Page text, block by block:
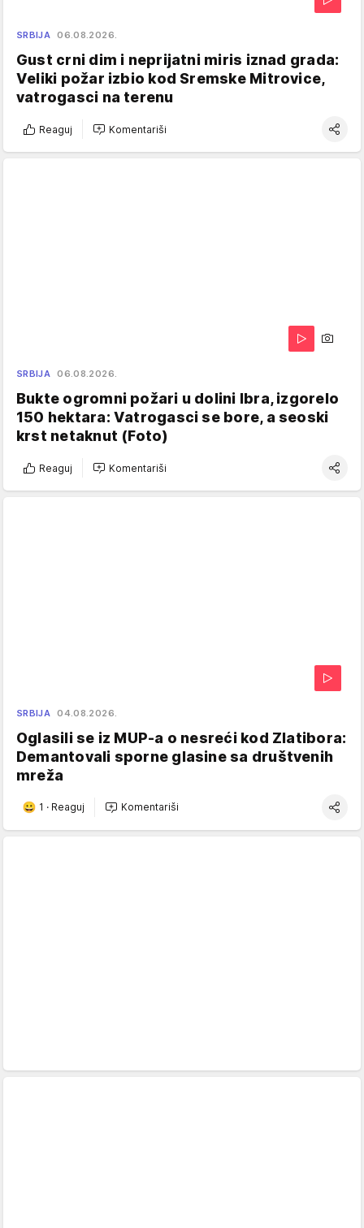
SRBIJA 06.08.2026.
Gust crni dim i neprijatni miris iznad grada:
Veliki požar izbio kod Sremske Mitrovice,
vatrogasci na terenu
Reaguj Komentariši
SRBIJA 06.08.2026.
Bukte ogromni požari u dolini Ibra, izgorelo
150 hektara: Vatrogasci se bore, a seoski
krst netaknut (Foto)
Reaguj Komentariši
SRBIJA 04.08.2026.
Oglasili se iz MUP-a o nesreći kod Zlatibora:
Demantovali sporne glasine sa društvenih
mreža
1 · Reaguj Komentariši